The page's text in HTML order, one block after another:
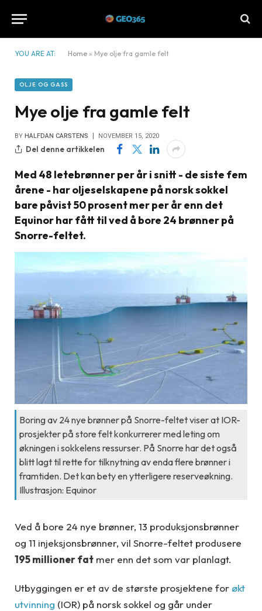
YOU ARE AT: Home » Mye olje fra gamle felt
OLJE OG GASS
Mye olje fra gamle felt
BY HALFDAN CARSTENS NOVEMBER 15, 2020
Del denne artikkelen
Med 48 letebrønner per år i snitt - de siste fem
årene - har oljeselskapene på norsk sokkel
bare påvist 50 prosent mer per år enn det
Equinor har fått til ved å bore 24 brønner på
Snorre-feltet.
Boring av 24 nye brønner på Snorre-feltet viser at IOR-
prosjekter på store felt konkurrerer med leting om
økningen i sokkelens ressurser. På Snorre har det også
blitt lagt til rette for tilknytning av enda flere brønner i
framtiden. Det kan bety en ytterligere reserveøkning.
Illustrasjon: Equinor
Ved å bore 24 nye brønner, 13 produksjonsbrønner
og 11 injeksjonsbrønner, vil Snorre-feltet produsere
195 millioner fat mer enn det som var planlagt.
Utbyggingen er et av de største prosjektene for økt
utvinning (IOR) på norsk sokkel og går under